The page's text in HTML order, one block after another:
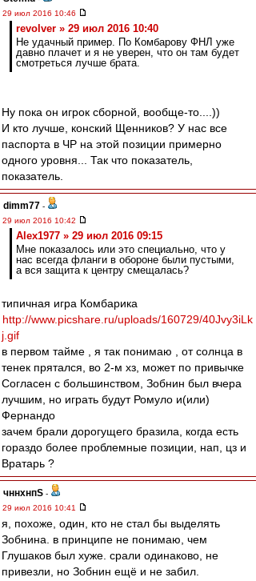
29 июл 2016 10:46
revolver » 29 июл 2016 10:40
Не удачный пример. По Комбарову ФНЛ уже
давно плачет и я не уверен, что он там будет
смотреться лучше брата.
Ну пока он игрок сборной, вообще-то....))
И кто лучше, конский Щенников? У нас все
паспорта в ЧР на этой позиции примерно
одного уровня... Так что показатель,
показатель.
dimm77 -
29 июл 2016 10:42
Alex1977 » 29 июл 2016 09:15
Мне показалось или это специально, что у
нас всегда фланги в обороне были пустыми,
а вся защита к центру смещалась?
типичная игра Комбарика
http://www.picshare.ru/uploads/160729/40Jvy3iLk
j.gif
в первом тайме , я так понимаю , от солнца в
тенек прятался, во 2-м хз, может по привычке
Согласен с большинством, Зобнин был вчера
лучшим, но играть будут Ромуло и(или)
Фернандо
зачем брали дорогущего бразила, когда есть
гораздо более проблемные позиции, нап, цз и
Вратарь ?
чннхнпS -
29 июл 2016 10:41
я, похоже, один, кто не стал бы выделять
Зобнина. в принципе не понимаю, чем
Глушаков был хуже. срали одинаково, не
привезли, но Зобнин ещё и не забил.